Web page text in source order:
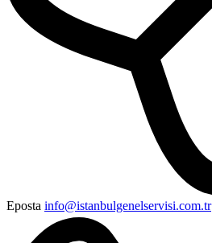
Eposta info@istanbulgenelservisi.com.tr